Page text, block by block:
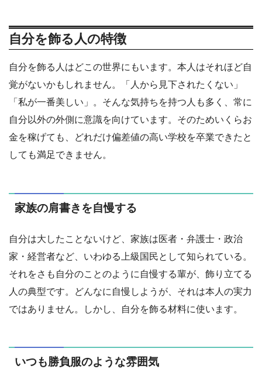
自分を飾る人の特徴
自分を飾る人はどこの世界にもいます。本人はそれほど自
覚がないかもしれません。「人から見下されたくない」
「私が一番美しい」。そんな気持ちを持つ人も多く、常に
自分以外の外側に意識を向けています。そのためいくらお
金を稼げても、どれだけ偏差値の高い学校を卒業できたと
しても満足できません。
家族の肩書きを自慢する
自分は大したことないけど、家族は医者・弁護士・政治
家・経営者など、いわゆる上級国民として知られている。
それをさも自分のことのように自慢する輩が、飾り立てる
人の典型です。どんなに自慢しようが、それは本人の実力
ではありません。しかし、自分を飾る材料に使います。
いつも勝負服のような雰囲気